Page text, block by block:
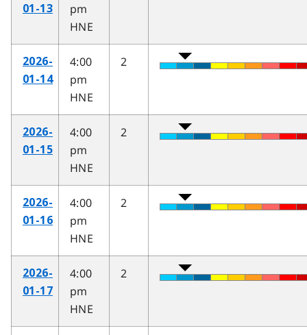
01-13
pm
HNE
2026-
01-14
4:00
pm
HNE
2
2026-
01-15
4:00
pm
HNE
2
2026-
01-16
4:00
pm
HNE
2
2026-
01-17
4:00
pm
HNE
2